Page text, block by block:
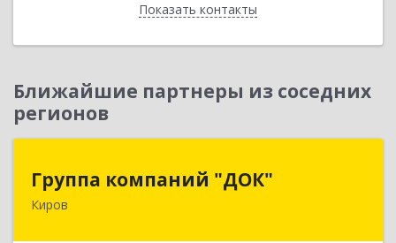
Показать контакты
Назад
Ближайшие партнеры из соседних
регионов
Группа компаний "ДОК"
Киров
Группа компаний "ДОК"
610017, Кировская обл, Киров г, Горького ул,